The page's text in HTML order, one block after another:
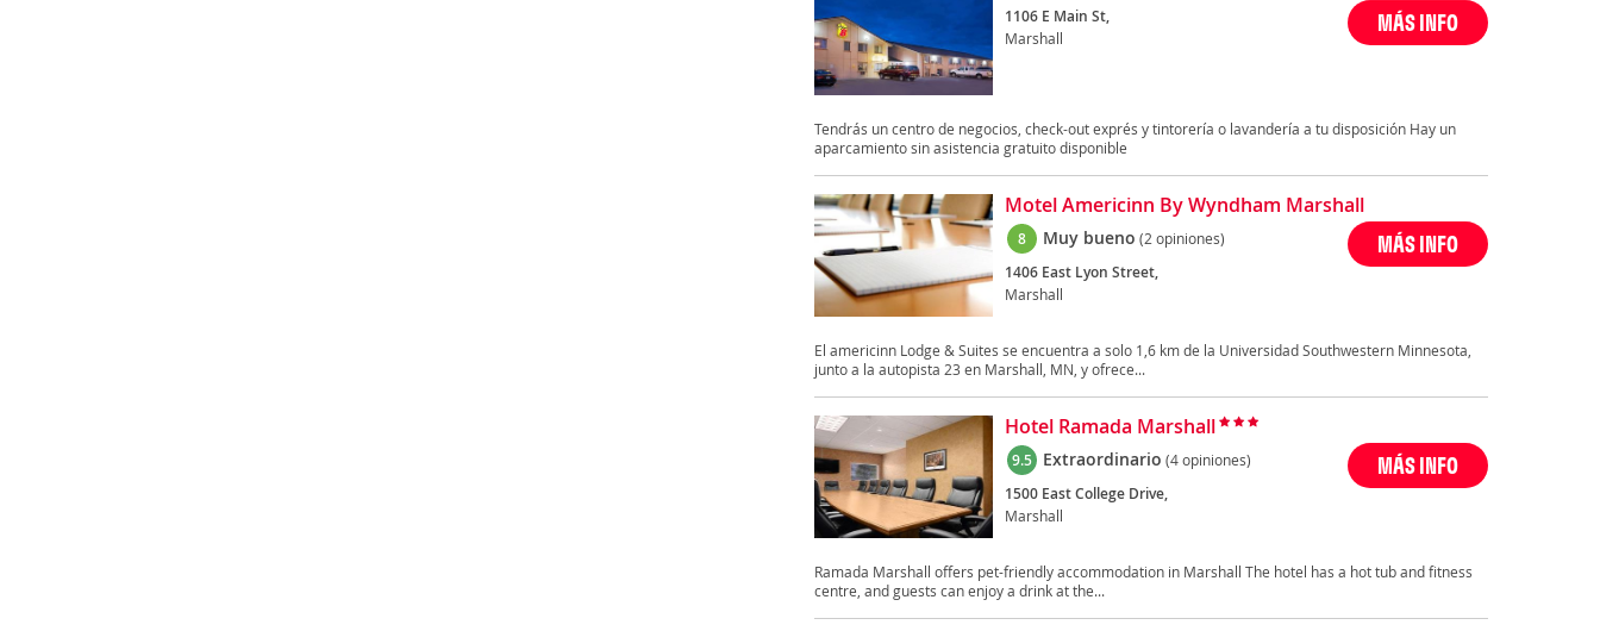
1106 E Main St,
Marshall
MÁS INFO
Tendrás un centro de negocios, check-out exprés y tintorería o lavandería a tu disposición Hay un
aparcamiento sin asistencia gratuito disponible
Motel Americinn By Wyndham Marshall
8 Muy bueno (2 opiniones)
1406 East Lyon Street,
Marshall
MÁS INFO
El americinn Lodge & Suites se encuentra a solo 1,6 km de la Universidad Southwestern Minnesota,
junto a la autopista 23 en Marshall, MN, y ofrece...
Hotel Ramada Marshall
9.5 Extraordinario (4 opiniones)
1500 East College Drive,
Marshall
MÁS INFO
Ramada Marshall offers pet-friendly accommodation in Marshall The hotel has a hot tub and fitness
centre, and guests can enjoy a drink at the...